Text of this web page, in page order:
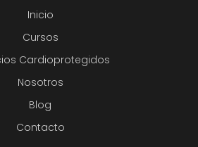
Inicio
Cursos
Cardioprotegidos
Nosotros
Blog
Contacto